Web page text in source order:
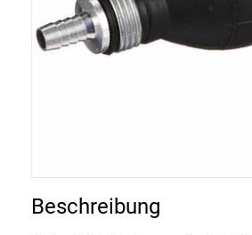
Beschreibung